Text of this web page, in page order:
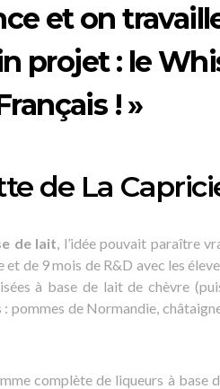
et on
projet : le
! »
de La
de lait, l’idée pouvait paraître
de 9 mois de R&D avec les
à base de lait de chèvre
pommes de Normandie,
complète de liqueurs à base